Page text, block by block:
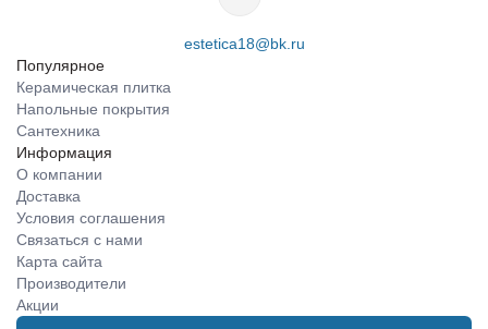
estetica18@bk.ru
Популярное
Керамическая плитка
Напольные покрытия
Сантехника
Информация
О компании
Доставка
Условия соглашения
Связаться с нами
Карта сайта
Производители
Акции